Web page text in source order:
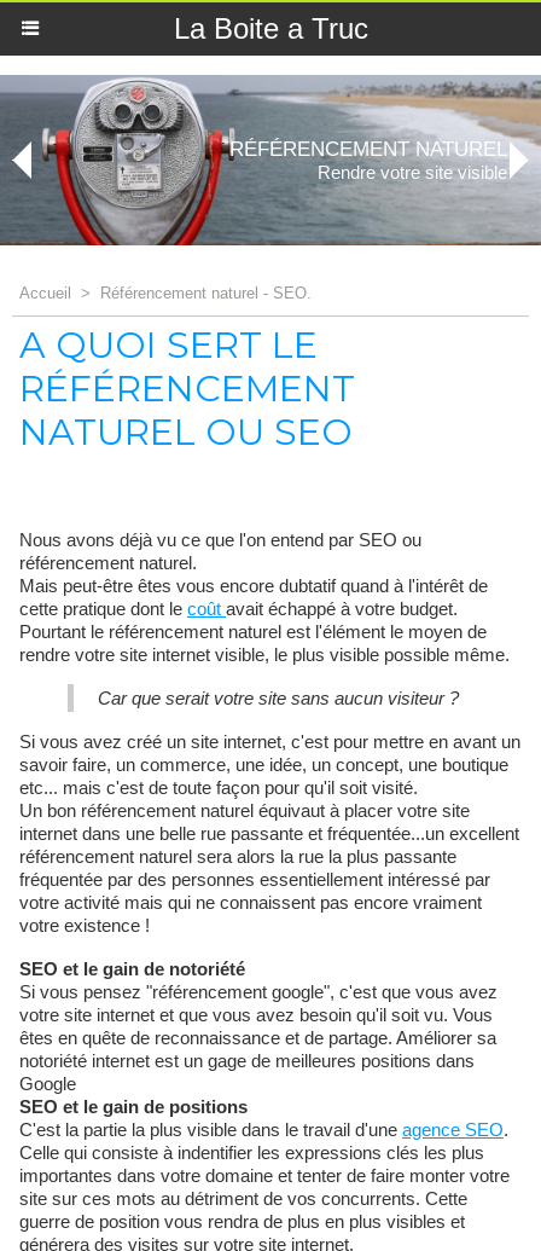
La Boite a Truc
RÉFÉRENCEMENT NATUREL
Rendre votre site visible
Accueil > Référencement naturel - SEO.
A QUOI SERT LE
RÉFÉRENCEMENT
NATUREL OU SEO
Nous avons déjà vu ce que l'on entend par SEO ou
référencement naturel.
Mais peut-être êtes vous encore dubtatif quand à l'intérêt de
cette pratique dont le coût avait échappé à votre budget.
Pourtant le référencement naturel est l'élément le moyen de
rendre votre site internet visible, le plus visible possible même.
Car que serait votre site sans aucun visiteur ?
Si vous avez créé un site internet, c'est pour mettre en avant un
savoir faire, un commerce, une idée, un concept, une boutique
etc... mais c'est de toute façon pour qu'il soit visité.
Un bon référencement naturel équivaut à placer votre site
internet dans une belle rue passante et fréquentée...un excellent
référencement naturel sera alors la rue la plus passante
fréquentée par des personnes essentiellement intéressé par
votre activité mais qui ne connaissent pas encore vraiment
votre existence !
SEO et le gain de notoriété
Si vous pensez "référencement google", c'est que vous avez
votre site internet et que vous avez besoin qu'il soit vu. Vous
êtes en quête de reconnaissance et de partage. Améliorer sa
notoriété internet est un gage de meilleures positions dans
Google
SEO et le gain de positions
C'est la partie la plus visible dans le travail d'une agence SEO.
Celle qui consiste à indentifier les expressions clés les plus
importantes dans votre domaine et tenter de faire monter votre
site sur ces mots au détriment de vos concurrents. Cette
guerre de position vous rendra de plus en plus visibles et
générera des visites sur votre site internet.